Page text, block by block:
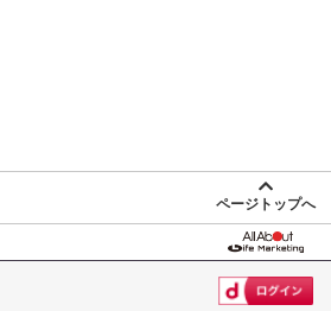
※dショッピングサンプル百貨店よりお届
だいた後のご感想をいただくことを目的
転売等、目的以外での利用が確認された
ページトップへ